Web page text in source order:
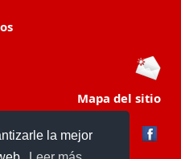
la mejor
Mapa del sitio